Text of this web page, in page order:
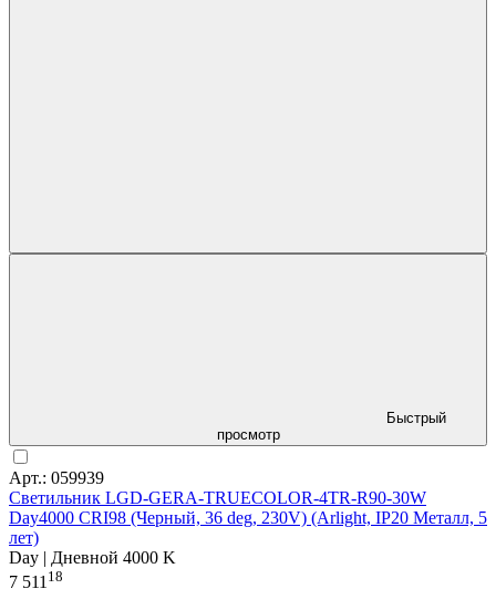
Быстрый
просмотр
Арт.: 059939
Светильник LGD-GERA-TRUECOLOR-4TR-R90-30W
Day4000 CRI98 (Черный, 36 deg, 230V) (Arlight, IP20 Металл, 5
лет)
Day | Дневной 4000 K
7 511 18